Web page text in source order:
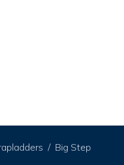
Big Step